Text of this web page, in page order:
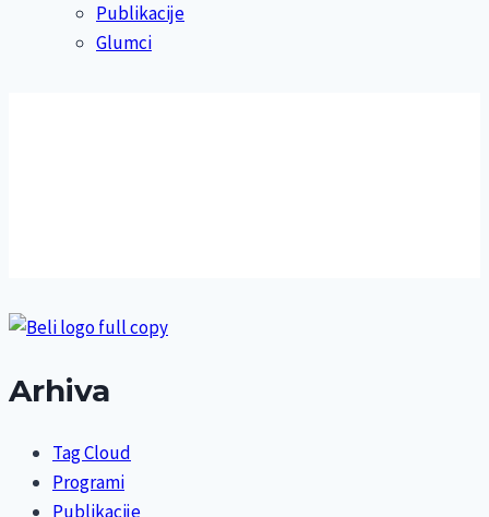
Publikacije
Glumci
Arhiva
Tag Cloud
Programi
Publikacije